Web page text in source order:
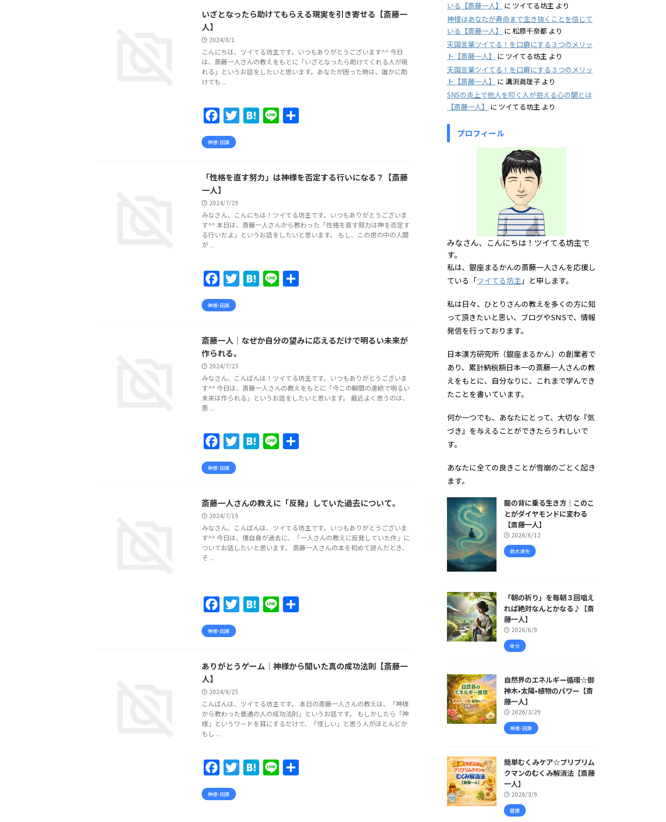
b
o
o
k
a
いざとなったら助けてもらえる現実を引き寄せる【斎藤一
人】
2024/8/1
こんにちは、ツイてる坊主です。いつもありがとうございます^^ 今日
は、斎藤一人さんの教えをもとに「いざとなったら助けてくれる人が現
れる」というお話をしたいと思います。あなたが困った時は、誰かに助
けても ...
F
a
c
b
o
o
k
T
w
H
at
a
Li
n
神様･因果
「性格を直す努力」は神様を否定する行いになる？【斎藤
一人】
2024/7/29
みなさん、こんにちは！ツイてる坊主です。いつもありがとうございま
す^^ 本日は、斎藤一人さんから教わった「性格を直す努力は神を否定す
る行いだよ」というお話をしたいと思います。 もし、この世の中の人間
が ...
F
a
c
b
o
o
k
T
w
H
at
a
Li
n
神様･因果
斎藤一人｜なぜか自分の望みに応えるだけで明るい未来が
作られる。
2024/7/23
みなさん、こんばんは！ツイてる坊主です。いつもありがとうございま
す^^ 今日は、斎藤一人さんの教えをもとに「今この瞬間の連続で明るい
未来は作られる」というお話をしたいと思います。 最近よく思うのは、
斎 ...
F
a
c
b
o
o
k
T H
a
Li
神様･因果
斎藤一人さんの教えに「反発」していた過去について。
2024/7/15
みなさん、こんばんは、ツイてる坊主です。いつもありがとうございま
す^^ 今日は、僕自身が過去に、「一人さんの教えに反発していた件」に
ついてお話したいと思います。 斎藤一人さんの本を初めて読んだとき、
そ ...
F
a
c
b
o
o
k
T
w
H
at
a
Li
n
神様･因果
ありがとうゲーム｜神様から聞いた真の成功法則【斎藤一
人】
2024/6/25
こんばんは、ツイてる坊主です。 本日の斎藤一人さんの教えは、「神様
から教わった普通の人の成功法則」というお話です。 もしかしたら「神
様」というワードを耳にするだけで、「怪しい」と思う人がほとんどか
もし ...
F
a
c
T
w
H
at
Li
n
神様･因果
いる【斎藤一人】
に ツイてる坊主 より
神様はあなたが寿命まで生き抜くことを信じて
いる【斎藤一人】
に 松原千奈都 より
天国言葉ツイてる！を口癖にする３つのメリッ
ト【斎藤一人】
に ツイてる坊主 より
天国言葉ツイてる！を口癖にする３つのメリッ
ト【斎藤一人】
に 溝渕眞理子 より
SNSの炎上で他人を叩く人が抱える心の闇とは
【斎藤一人】
に ツイてる坊主 より
プロフィール
みなさん、こんにちは！ツイてる坊主で
す。
私は、銀座まるかんの斎藤一人さんを応援し
ている「ツイてる坊主 」と申します。
私は日々、ひとりさんの教えを多くの方に知
って頂きたいと思い、ブログやSNSで、情報
発信を行っております。
日本漢方研究所（銀座まるかん）の創業者で
あり、累計納税額日本一の斎藤一人さんの教
えをもとに、自分なりに、これまで学んでき
たことを書いています。
何か一つでも、あなたにとって、大切な『気
づき』を与えることができたらうれしいで
す。
あなたに全ての良きことが雪崩のごとく起き
ます。
龍の背に乗る生き方｜このこ
とがダイヤモンドに変わる
【斎藤一人】
2026/6/12
鈴木達矢
「朝の祈り」を毎朝３回唱え
れば絶対なんとかなる♪【斎
藤一人】
2026/6/9
幸せ
自然界のエネルギー循環☆御
神木•太陽•植物のパワー【斎
藤一人】
2026/3/29
神様･因果
簡単むくみケア☆プリプリム
クマンのむくみ解消法【斎藤
一人】
2026/3/9
健康